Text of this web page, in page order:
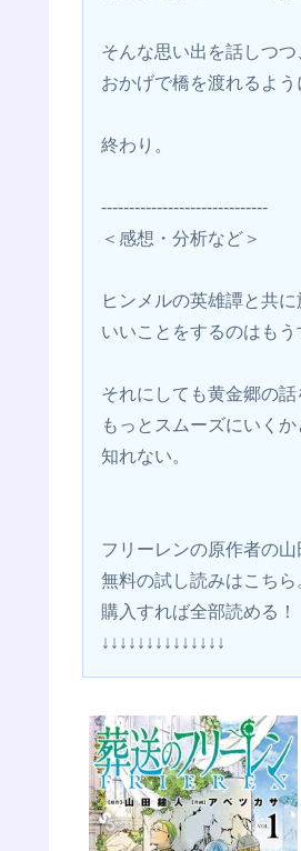
そんな思い出を話しつ
おかげで橋を渡れるよう
終わり。
------------------------------
＜感想・分析など＞
ヒンメルの英雄譚と共
いいことをするのはも
それにしても黄金郷の
もっとスムーズにいく
知れない。
フリーレンの原作者の
無料の試し読みはこちら
購入すれば全部読める！
↓↓↓↓↓↓↓↓↓↓↓↓↓↓